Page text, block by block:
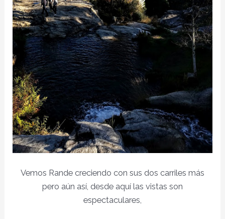
Vemos Rande creciendo con sus dos carriles más
pero aún así, desde aquí las vistas son
espectaculares,